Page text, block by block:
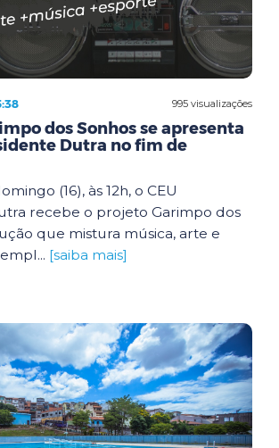
995 visualizações
dos Sonhos se apresenta
Dutra no fim de
(16), às 12h, o CEU
recebe o projeto Garimpo dos
que mistura música, arte e
[saiba mais]